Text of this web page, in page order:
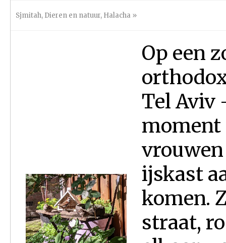
Sjmitah, Dieren en natuur, Halacha »
Op een
Tel Aviv
moment
ijskast
komen.
straat,